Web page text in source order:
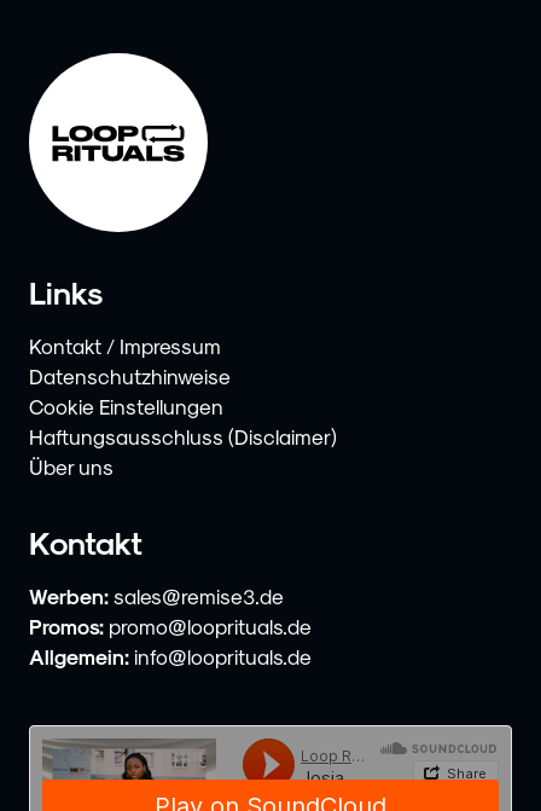
Links
Kontakt / Impressum
Datenschutzhinweise
Cookie Einstellungen
Haftungsausschluss (Disclaimer)
Über uns
Kontakt
Werben: sales@remise3.de
Promos: promo@looprituals.de
Allgemein: info@looprituals.de